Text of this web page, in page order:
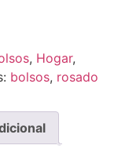
, Hogar,
bolsos, rosado